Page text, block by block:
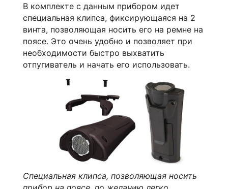
В комплекте с данным прибором идет
специальная клипса, фиксирующаяся на 2
винта, позволяющая носить его на ремне на
поясе. Это очень удобно и позволяет при
необходимости быстро выхватить
отпугиватель и начать его использовать.
Специальная клипса, позволяющая носить